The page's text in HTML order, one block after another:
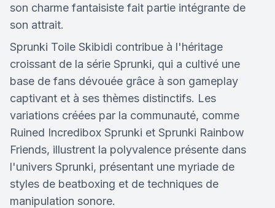
son charme fantaisiste fait partie intégrante de
son attrait.
Sprunki Toile Skibidi contribue à l'héritage
croissant de la série Sprunki, qui a cultivé une
base de fans dévouée grâce à son gameplay
captivant et à ses thèmes distinctifs. Les
variations créées par la communauté, comme
Ruined Incredibox Sprunki et Sprunki Rainbow
Friends, illustrent la polyvalence présente dans
l'univers Sprunki, présentant une myriade de
styles de beatboxing et de techniques de
manipulation sonore.